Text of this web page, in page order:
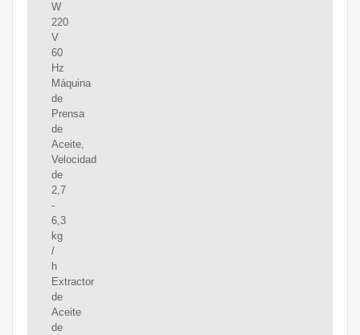
W
220
V
60
Hz
Máquina
de
Prensa
de
Aceite,
Velocidad
de
2,7
-
6,3
kg
/
h
Extractor
de
Aceite
de